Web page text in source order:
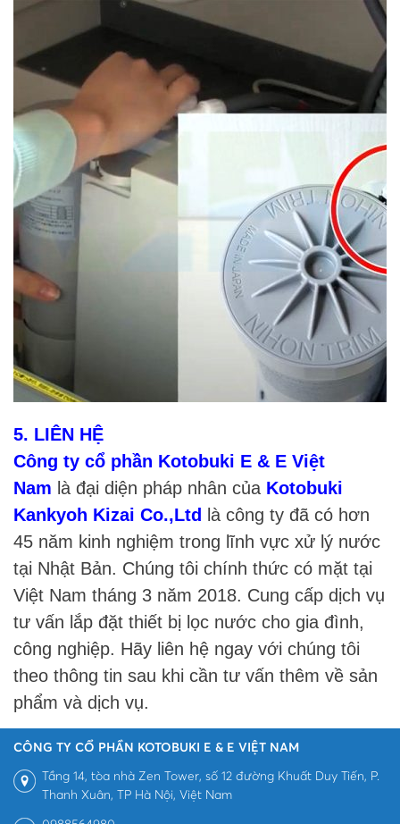
5. LIÊN HỆ
Công ty cổ phần Kotobuki E & E Việt
Nam là đại diện pháp nhân của Kotobuki
Kankyoh Kizai Co.,Ltd là công ty đã có hơn
45 năm kinh nghiệm trong lĩnh vực xử lý nước
tại Nhật Bản. Chúng tôi chính thức có mặt tại
Việt Nam tháng 3 năm 2018. Cung cấp dịch vụ
tư vấn lắp đặt thiết bị lọc nước cho gia đình,
công nghiệp. Hãy liên hệ ngay với chúng tôi
theo thông tin sau khi cần tư vấn thêm về sản
phẩm và dịch vụ.
CÔNG TY CỔ PHẦN KOTOBUKI E & E VIỆT NAM
Tầng 14, tòa nhà Zen Tower, số 12 đường Khuất Duy Tiến, P.
Thanh Xuân, TP Hà Nội, Việt Nam